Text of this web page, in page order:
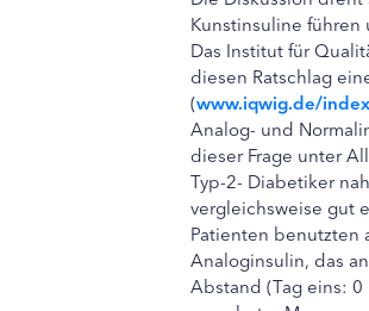
Kunstinsuline führen
Das Institut für
diesen Ratschlag
(www.iqwig.de/
Analog- und
dieser Frage unter
Typ-2- Diabetiker
vergleichsweise gut
Patienten benutzten
Analoginsulin, das
Abstand (Tag eins: